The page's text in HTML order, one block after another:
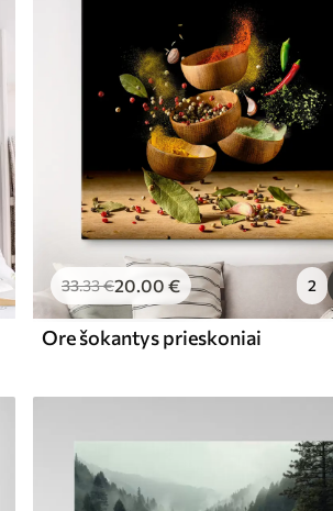
33.33€20.00 € 2
Ore šokantys prieskoniai